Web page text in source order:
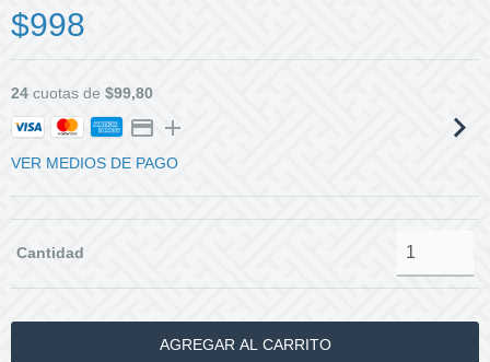
$998
24 cuotas de $99,80
VER MEDIOS DE PAGO
Cantidad